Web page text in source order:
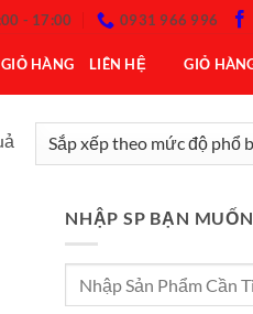
- 17:00 0931 966 996
GIỎ HÀNG LIÊN HỆ GIỎ
Đã
sắp
NHẬP SP BẠN